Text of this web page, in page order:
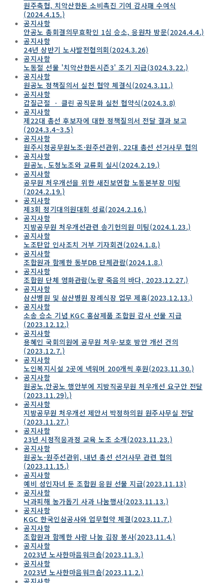
원주축협, 치악산한돈 소비촉진 기여 감사패 수여식
(2024.4.15.)
공지사항
안공노 총회결의무효확인 1심 승소, 응원차 방문(2024.4.4.)
공지사항
24년 상반기 노사발전협의회(2024.3.26)
공지사항
노동절 선물 '치악산한돈시즌3' 조기 지급(3024.3.22.)
공지사항
원공노 정책질의서 실천 협약 체결식(2024.3.11.)
공지사항
갑질근절 ㆍ 클린 공직문화 실천 협약식(2024.3.8)
공지사항
제22대 총선 후보자에 대한 정책질의서 전달 결과 보고
(2024.3.4~3.5)
공지사항
원주시청공무원노조·원주선관위, 22대 총선 선거사무 협의
공지사항
원공노, 도청노조와 교류회 실시(2024.2.19.)
공지사항
공무원 처우개선을 위한 새진보연합 노동본부장 미팅
(2024.2.19.)
공지사항
제3회 정기대의원대회 성료(2024.2.16.)
공지사항
지방공무원 처우개선관련 송기헌의원 미팅(2024.1.23.)
공지사항
노조탄압 인사조치 거부 기자회견(2024.1.8.)
공지사항
조합원과 함께한 동부DB 단체관람(2024.1.8.)
공지사항
조합원 단체 영화관람(노량 죽음의 바다, 2023.12.27.)
공지사항
삼산병원 및 삼산병원 장례식장 업무 제휴(2023.12.13.)
공지사항
소송 승소 기념 KGC 홍삼제품 조합원 감사 선물 지급
(2023.12.12.)
공지사항
용혜인 국회의원에 공무원 처우·보호 방안 개선 건의
(2023.12.7.)
공지사항
노인복지시설 2곳에 넥워머 200개씩 후원(2023.11.30.)
공지사항
원공노,안공노 행안부에 지방직공무원 처우개선 요구안 전달
(2023.11.29).)
공지사항
지방공무원 처우개선 제안서 박정하의원 원주사무실 전달
(2023.11.27.)
공지사항
23년 시정적응과정 교육 노조 소개(2023.11.23.)
공지사항
원공노-원주선관위, 내년 총선 선거사무 관련 협의
(2023.11.15.)
공지사항
예비 성인자녀 둔 조합원 응원 선물 지급(2023.11.13)
공지사항
낙과피해 농가돕기 사과 나눔행사(2023.11.13.)
공지사항
KGC 한국인삼공사와 업무협약 체결(2023.11.7.)
공지사항
조합원과 함께한 사랑 나눔 김장 봉사(2023.11.4.)
공지사항
2023년 노사한마음워크숍(2023.11.3.)
공지사항
2023년 노사한마음워크숍(2023.11.2.)
공지사항